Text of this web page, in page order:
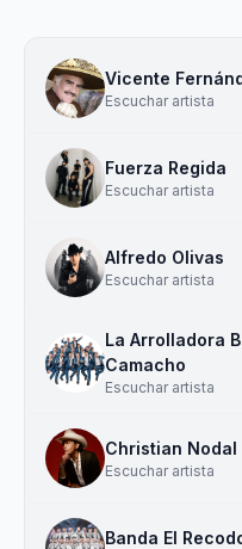
Vicente
Escuchar artista
Fuerza Regida
Escuchar artista
Alfredo Olivas
Escuchar artista
La Arrolladora
Camacho
Escuchar artista
Christian Nodal
Escuchar artista
Banda El